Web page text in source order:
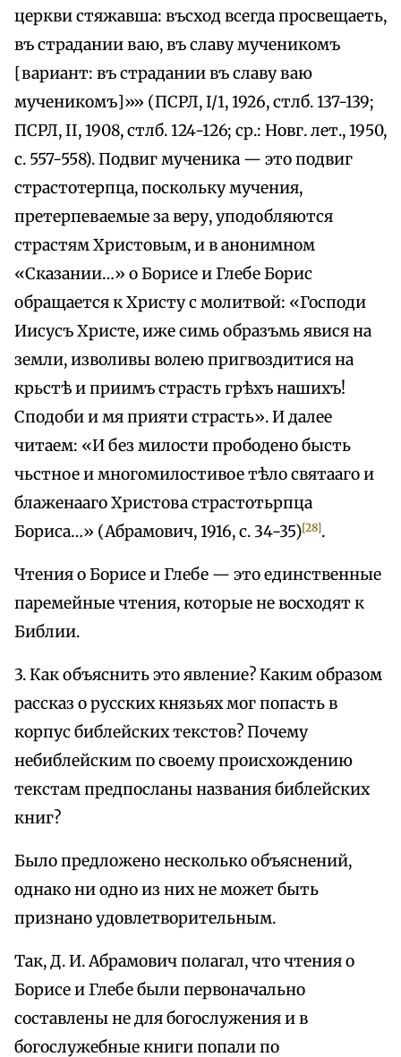
церкви стяжавша: въсход всегда просвещаеть,
въ страдании ваю, въ славу мученикомъ
[вариант: въ страдании въ славу ваю
мученикомъ]»» (ПСРЛ, I/1, 1926, стлб. 137-139;
ПСРЛ, II, 1908, стлб. 124-126; ср.: Новг. лет., 1950,
с. 557-558). Подвиг мученика — это подвиг
страстотерпца, поскольку мучения,
претерпеваемые за веру, уподобляются
страстям Христовым, и в анонимном
«Сказании…» о Борисе и Глебе Борис
обращается к Христу с молитвой: «Господи
Иисусъ Христе, иже симь образъмь явися на
земли, изволивы волею пригвоздитися на
крьстѣ и приимъ страсть грѣхъ нашихъ!
Сподоби и мя прияти страсть». И далее
читаем: «И без милости прободено бысть
чьстное и многомилостивое тѣло святааго и
блаженааго Христова страстотьрпца
Бориса…» (Абрамович, 1916, с. 34-35)[28].
Чтения о Борисе и Глебе — это единственные
паремейные чтения, которые не восходят к
Библии.
3. Как объяснить это явление? Каким образом
рассказ о русских князьях мог попасть в
корпус библейских текстов? Почему
небиблейским по своему происхождению
текстам предпосланы названия библейских
книг?
Было предложено несколько объяснений,
однако ни одно из них не может быть
признано удовлетворительным.
Так, Д. И. Абрамович полагал, что чтения о
Борисе и Глебе были первоначально
составлены не для богослужения и в
богослужебные книги попали по